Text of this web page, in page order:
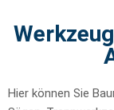
Hier können Sie